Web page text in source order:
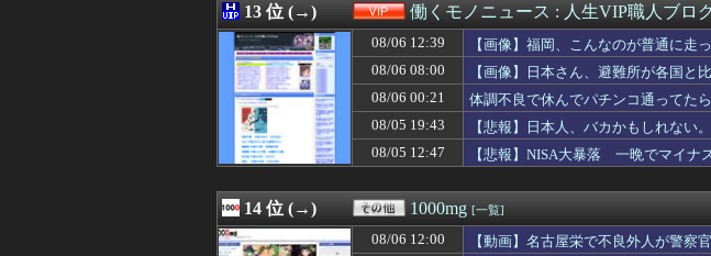
08/06 13:03
サッカーのシュート速度の世界ランキングがコチ
08/06 13:01
日本政府「犯罪者はGPSを持ち歩くルールにしよ
08/06 13:01
ごみ収集、40度を超える日にごみ収集 職員はサ
08/06 13:01
【朗報】秋田にアラブが2兆円の投資決定
08/06 13:01
【画像】JKにフルボッキデカチン見せた時の反応
08/06 13:00
【悲報】週刊少年ジャンプ、ひっそりとヤバいこ
08/06 13:00
若者〈転勤本気でイヤだ〉企業危機感「辞令１枚
08/06 13:00
五百城茉央さん、脱いだ姿がガチでエグいって・
08/06 13:00
ウワキの復讐、それは結納直後に届く内容証明。
08/06 13:00
【画像】仙台育英のマネージャー
08/06 13:00
【ラブライブ！】【画像】みーおっみおみおって
08/06 13:00
【衝撃画像】絶対にヒグマに襲われない「最強の
08/06 13:00
まさか敗因が『早川の回跨ぎ』になるとは思わな
13 位 (→) 働くモノニュース : 人生VIP職人ブロ
08/06 12:39
【画像】福岡、こんなのが普通に走
08/06 08:00
【画像】日本さん、避難所が各国と
08/06 00:21
体調不良で休んでパチンコ通ってた
08/05 19:43
【悲報】日本人、バカかもしれない
08/05 12:47
【悲報】NISA大暴落 一晩でマイナ
14 位 (→) 1000mg [一覧]
08/06 12:00
【動画】名古屋栄で不良外人が警察